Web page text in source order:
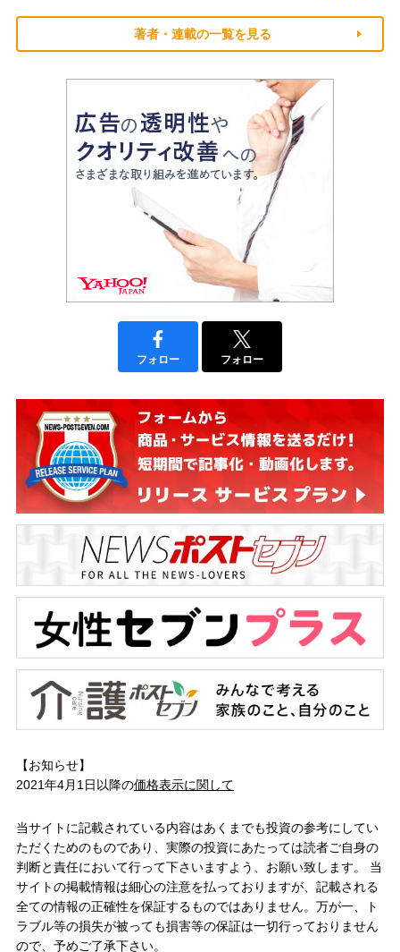
著者・連載の一覧を見る
フォロー フォロー
【お知らせ】
2021年4月1日以降の価格表示に関して
当サイトに記載されている内容はあくまでも投資の参考にしてい
ただくためのものであり、実際の投資にあたっては読者ご自身の
判断と責任において行って下さいますよう、お願い致します。 当
サイトの掲載情報は細心の注意を払っておりますが、記載される
全ての情報の正確性を保証するものではありません。万が一、ト
ラブル等の損失が被っても損害等の保証は一切行っておりません
ので、予めご了承下さい。